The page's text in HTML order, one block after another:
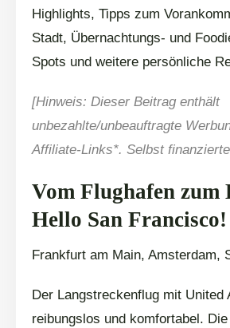
Highlights, Tipps zum
Stadt, Übernachtungs- und
Spots und weitere persönliche
[Hinweis: Dieser Beitrag enthält
unbezahlte/unbeauftragte
Affiliate-Links*. Selbst
Vom Flughafen zum
Hello San Francisco!
Frankfurt am Main, Amsterdam,
Der Langstreckenflug mit United
reibungslos und komfortabel.